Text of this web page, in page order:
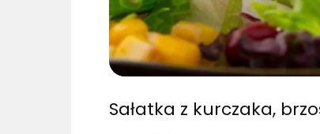
Sałatka z kurczaka,